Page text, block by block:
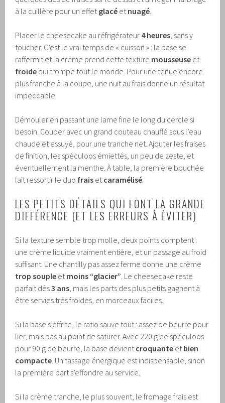
à la cuillère pour un effetglacé etnuagé.
Placer le cheesecake au réfrigérateur 4 heures, sans y
toucher. C’est le vrai temps de « cuisson » : la base se
raffermit et la crème prend cette texture mousseuse et
froide qui trompe tout le monde. Pour une tenue encore
plus franche à la coupe, une nuit au frais donne un résultat
impeccable.
Démouler en passant une lame fine le long du cercle si
besoin. Couper avec un grand couteau chauffé sous l’eau
chaude et essuyé, pour une tranche net. Ajouter les fraises
de finition, les spéculoos émiettés, un peu de zeste, et
éventuellement la menthe. À table, la première bouchée
fait ressortir le duo frais etcaramélisé.
LES PETITS DÉTAILS QUI FONT LA GRANDE
DIFFÉRENCE (ET LES ERREURS À ÉVITER)
Si la texture semble trop molle, deux points comptent :
une crème liquide vraiment entière, et un passage au froid
suffisant. Une chantilly pas assez ferme donne une crème
trop souple etmoins “glacier”. Le cheesecake reste
parfait dès3 ans, mais les parts des plus petits gagnent à
être servies très froides, en morceaux faciles.
Si la base s’effrite, le ratio sauve tout : assez de beurre pour
lier, mais pas au point de saturer. Avec 220 g de spéculoos
pour 90 g de beurre, la base devientcroquante etbien
compacte. Un tassage énergique est indispensable, sinon
la première part s’effondre au service.
Si la crème tranche, le plus souvent, le fromage frais est